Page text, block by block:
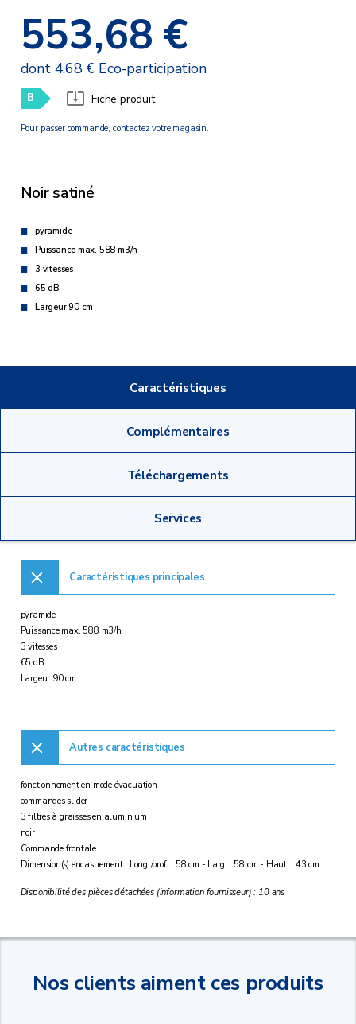
553,68 €
dont 4,68 € Eco-participation
B Fiche produit
Pour passer commande, contactez votre magasin.
Noir satiné
pyramide
Puissance max. 588 m3/h
3 vitesses
65 dB
Largeur 90 cm
Caractéristiques
Complémentaires
Téléchargements
Services
Caractéristiques principales
pyramide
Puissance max. 588 m3/h
3 vitesses
65 dB
Largeur 90 cm
Autres caractéristiques
fonctionnement en mode évacuation
commandes slider
3 filtres à graisses en aluminium
noir
Commande frontale
Dimension(s) encastrement : Long./prof. : 58 cm - Larg. : 58 cm - Haut. : 43 cm
Disponibilité des pièces détachées (information fournisseur) : 10 ans
Nos clients aiment ces produits